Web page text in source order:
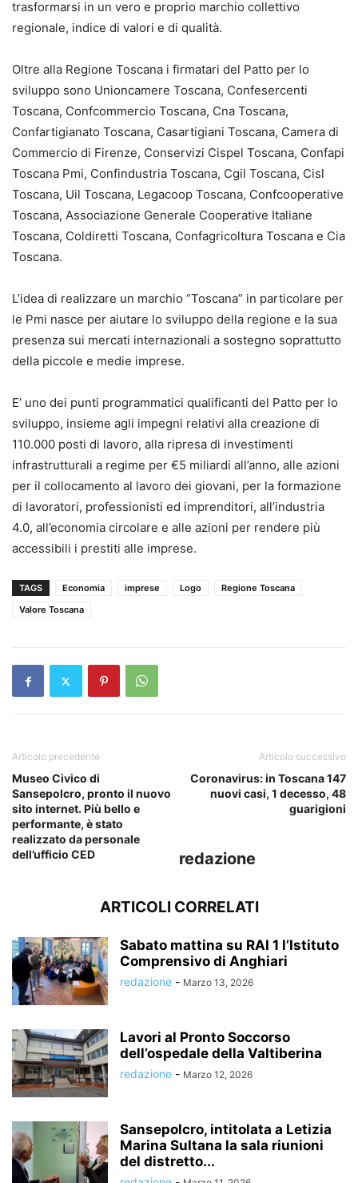
trasformarsi in un vero e proprio marchio collettivo
regionale, indice di valori e di qualità.
Oltre alla Regione Toscana i firmatari del Patto per lo
sviluppo sono Unioncamere Toscana, Confesercenti
Toscana, Confcommercio Toscana, Cna Toscana,
Confartigianato Toscana, Casartigiani Toscana, Camera di
Commercio di Firenze, Conservizi Cispel Toscana, Confapi
Toscana Pmi, Confindustria Toscana, Cgil Toscana, Cisl
Toscana, Uil Toscana, Legacoop Toscana, Confcooperative
Toscana, Associazione Generale Cooperative Italiane
Toscana, Coldiretti Toscana, Confagricoltura Toscana e Cia
Toscana.
L’idea di realizzare un marchio “Toscana” in particolare per
le Pmi nasce per aiutare lo sviluppo della regione e la sua
presenza sui mercati internazionali a sostegno soprattutto
della piccole e medie imprese.
E’ uno dei punti programmatici qualificanti del Patto per lo
sviluppo, insieme agli impegni relativi alla creazione di
110.000 posti di lavoro, alla ripresa di investimenti
infrastrutturali a regime per €5 miliardi all’anno, alle azioni
per il collocamento al lavoro dei giovani, per la formazione
di lavoratori, professionisti ed imprenditori, all’industria
4.0, all’economia circolare e alle azioni per rendere più
accessibili i prestiti alle imprese.
TAGS Economia imprese Logo
Regione Toscana
Valore Toscana
Articolo precedente
Museo Civico di
Sansepolcro, pronto il nuovo
sito internet. Più bello e
performante, è stato
realizzato da personale
dell’ufficio CED
Articolo successivo
Coronavirus: in Toscana 147
nuovi casi, 1 decesso, 48
guarigioni
redazione
ARTICOLI CORRELATI
Sabato mattina su RAI 1 l’Istituto
Comprensivo di Anghiari
redazione - Marzo 13, 2026
Lavori al Pronto Soccorso
dell’ospedale della Valtiberina
redazione - Marzo 12, 2026
Sansepolcro, intitolata a Letizia
Marina Sultana la sala riunioni
del distretto...